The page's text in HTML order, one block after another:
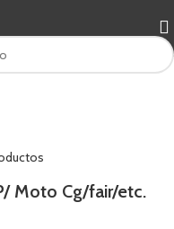
Moto Cg/fair/etc.